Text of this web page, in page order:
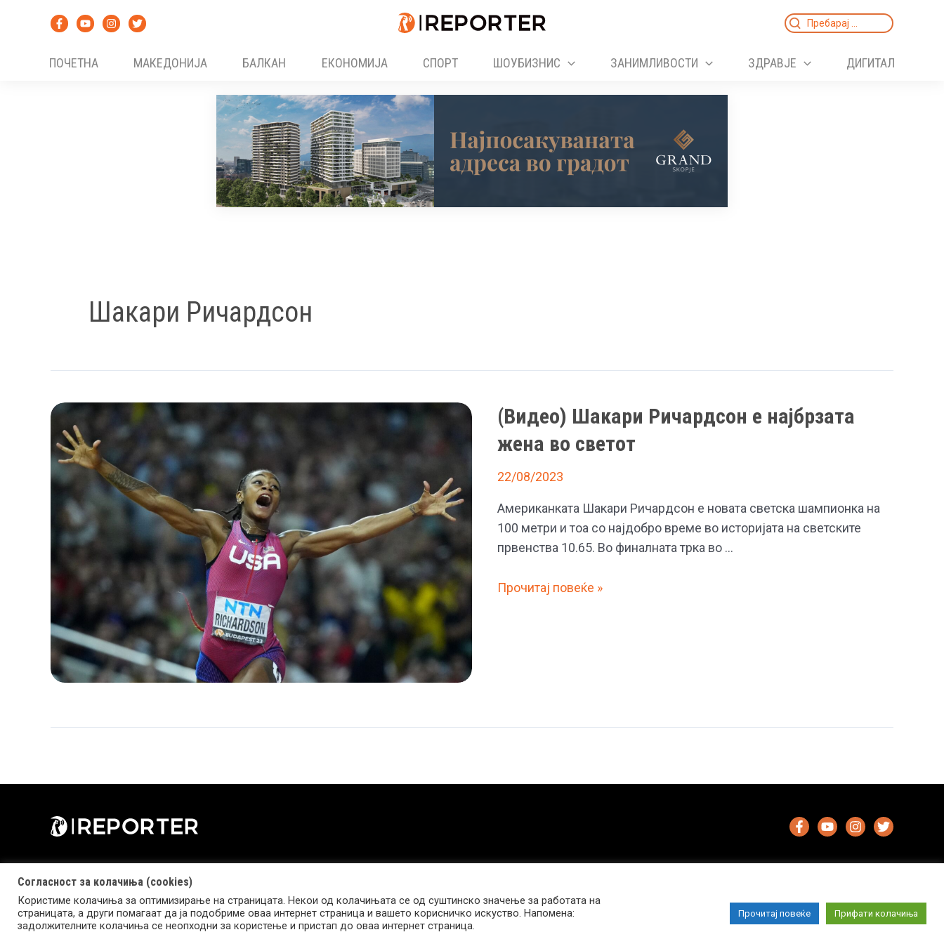
Search
ПОЧЕТНА
МАКЕДОНИЈА БАЛКАН ЕКОНОМИЈА СПОРТ ШОУБИЗНИС ЗАНИМЛИВОСТИ ЗДРАВЈЕ ДИГИТАЛ
Шакари Ричардсон
(Видео) Шакари Ричардсон е најбрзата
жена во светот
22/08/2023
Aмериканката Шакари Ричардсон е новата светска шампионка на
100 метри и тоа со најдобро време во историјата на светските
првенства 10.65. Во финалната трка во …
(Видео)
светот
Прочитај повеќе »
Copyright © 2026 Reporter.mk | Member of Clip Media Group Маркетинг Контакт Услови за користење
Согласност за колачиња (cookies)
Користиме колачиња за оптимизирање на страницата. Некои од колачињата се од суштинско значење за работата на
страницата, а други помагаат да ја подобриме оваа интернет страница и вашето корисничко искуство. Напомена:
задолжителните колачиња се неопходни за користење и пристап до оваа интернет страница.
Прочитај повеќе Прифати колачиња